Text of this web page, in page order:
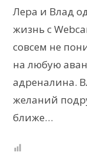
Лера и Влад
жизнь с
совсем не
на любую
адреналина.
желаний
ближе…